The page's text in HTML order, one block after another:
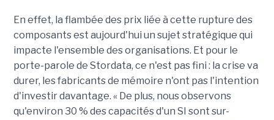
En effet, la flambée des prix liée à cette rupture des
composants est aujourd'hui un sujet stratégique qui
impacte l'ensemble des organisations. Et pour le
porte-parole de Stordata, ce n'est pas fini : la crise va
durer, les fabricants de mémoire n'ont pas l'intention
d'investir davantage. « De plus, nous observons
qu'environ 30 % des capacités d'un SI sont sur-